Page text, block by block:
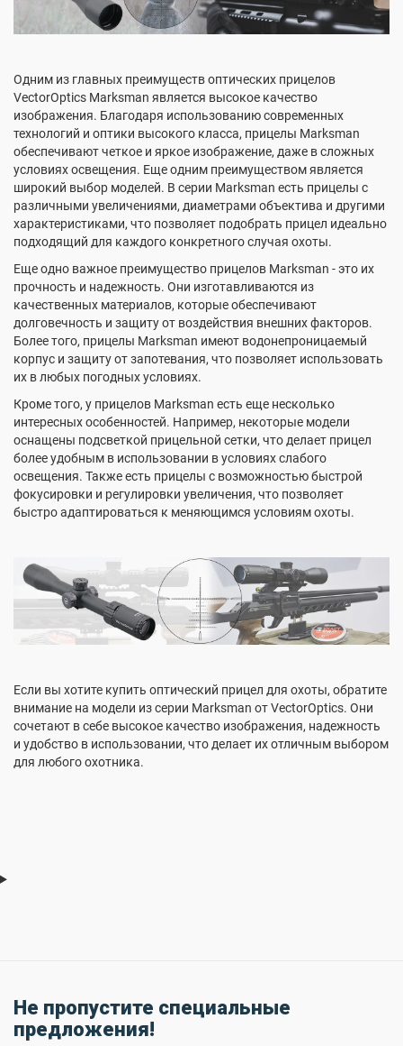
Одним из главных преимуществ оптических прицелов
VectorOptics Marksman является высокое качество
изображения. Благодаря использованию современных
технологий и оптики высокого класса, прицелы Marksman
обеспечивают четкое и яркое изображение, даже в сложных
условиях освещения. Еще одним преимуществом является
широкий выбор моделей. В серии Marksman есть прицелы с
различными увеличениями, диаметрами объектива и другими
характеристиками, что позволяет подобрать прицел идеально
подходящий для каждого конкретного случая охоты.
Еще одно важное преимущество прицелов Marksman - это их
прочность и надежность. Они изготавливаются из
качественных материалов, которые обеспечивают
долговечность и защиту от воздействия внешних факторов.
Более того, прицелы Marksman имеют водонепроницаемый
корпус и защиту от запотевания, что позволяет использовать
их в любых погодных условиях.
Кроме того, у прицелов Marksman есть еще несколько
интересных особенностей. Например, некоторые модели
оснащены подсветкой прицельной сетки, что делает прицел
более удобным в использовании в условиях слабого
освещения. Также есть прицелы с возможностью быстрой
фокусировки и регулировки увеличения, что позволяет
быстро адаптироваться к меняющимся условиям охоты.
Если вы хотите купить оптический прицел для охоты, обратите
внимание на модели из серии Marksman от VectorOptics. Они
сочетают в себе высокое качество изображения, надежность
и удобство в использовании, что делает их отличным выбором
для любого охотника.
Не пропустите специальные
предложения!